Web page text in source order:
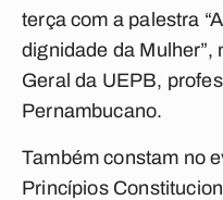
terça com a palestra
dignidade da
Geral da UEPB,
Pernambucano.
Também constam no
Princípios